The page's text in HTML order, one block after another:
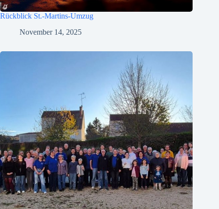
Rückblick St.-Martins-Umzug
November 14, 2025